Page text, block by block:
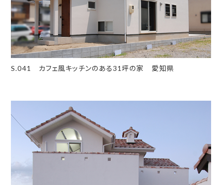
S.041 カフェ風キッチンのある31坪の家 愛知県